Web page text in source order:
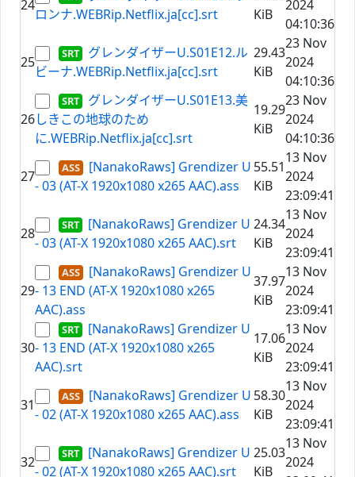
24
ロンナ.WEBRip.Netflix.ja[cc].srt
KiB
2024
04:10:36
25
グレンダイザーU.S01E12.ル
ビーナ.WEBRip.Netflix.ja[cc].srt
29.43
KiB
23 Nov
2024
04:10:36
26
グレンダイザーU.S01E13.美
しきこの地球のため
に.WEBRip.Netflix.ja[cc].srt
19.29
KiB
23 Nov
2024
04:10:36
27
[NanakoRaws] Grendizer U
- 03 (AT-X 1920x1080 x265 AAC).ass
55.51
KiB
13 Nov
2024
23:09:41
28
[NanakoRaws] Grendizer U
- 03 (AT-X 1920x1080 x265 AAC).srt
24.34
KiB
13 Nov
2024
23:09:41
29
[NanakoRaws] Grendizer U
- 13 END (AT-X 1920x1080 x265
AAC).ass
37.97
KiB
13 Nov
2024
23:09:41
30
[NanakoRaws] Grendizer U
- 13 END (AT-X 1920x1080 x265
AAC).srt
17.06
KiB
13 Nov
2024
23:09:41
31
[NanakoRaws] Grendizer U
- 02 (AT-X 1920x1080 x265 AAC).ass
58.30
KiB
13 Nov
2024
23:09:41
32
[NanakoRaws] Grendizer U
- 02 (AT-X 1920x1080 x265 AAC).srt
25.03
KiB
13 Nov
2024